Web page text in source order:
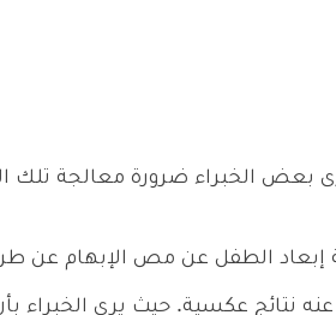
بعض الخبراء ضرورة معالجة تلك
إبعاد الطفل عن مص الإبهام عن
نتائج عكسية. حيث يرى الخبراء